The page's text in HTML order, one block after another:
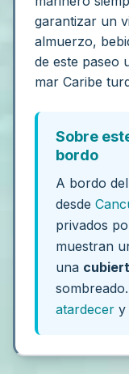
garantizar un
almuerzo,
de este paseo
mar Caribe
Sobre
bordo
A bordo del
desde
privados
muestran
una
atardecer y